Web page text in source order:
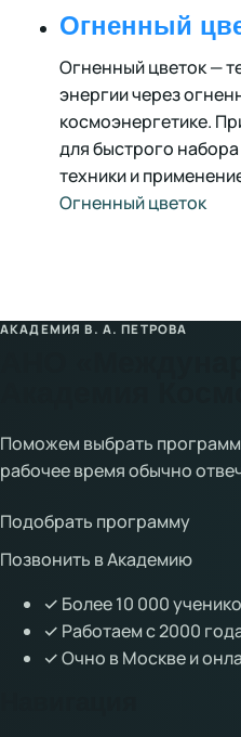
Огненный
Огненный цветок —
энергии через
космоэнергетике.
для быстрого
техники и
Огненный цветок
АКАДЕМИЯ В. А. ПЕТРОВА
Поможем выбрать
рабочее время обычно
Подобрать программу
Позвонить в Академию
✓ Более 10 000
✓ Работаем с 2000
✓Очно в Москве и